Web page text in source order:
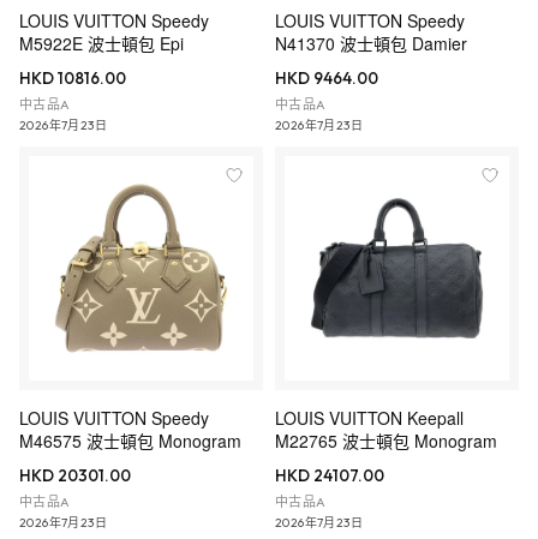
LOUIS VUITTON Speedy
M5922E 波士頓包 Epi
HKD 10816.00
中古品A
2026年7月23日
LOUIS VUITTON Speedy
N41370 波士頓包 Damier
HKD 9464.00
中古品A
2026年7月23日
LOUIS VUITTON Speedy
M46575 波士頓包 Monogram
HKD 20301.00
中古品A
2026年7月23日
LOUIS VUITTON Keepall
M22765 波士頓包 Monogram
HKD 24107.00
中古品A
2026年7月23日